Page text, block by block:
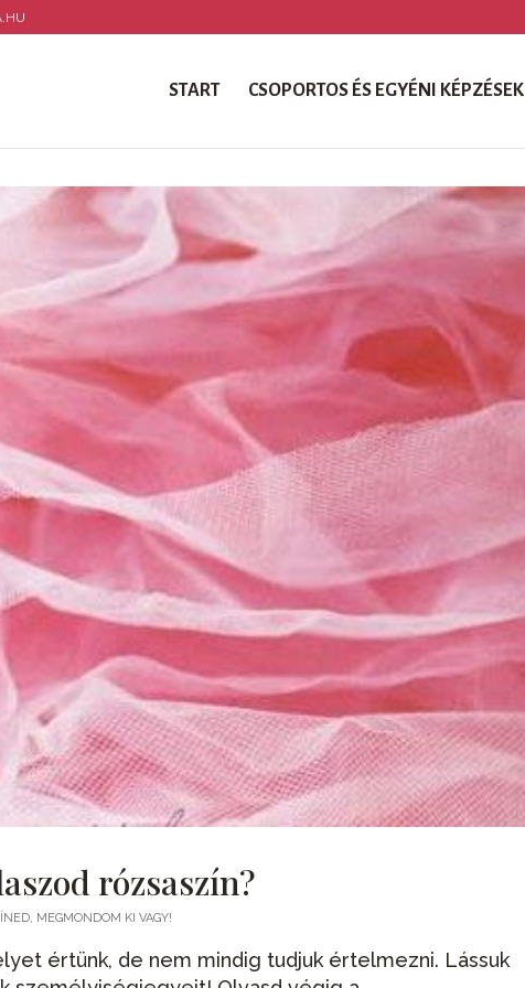
START CSOPORTOS ÉS EGYÉNI KÉPZÉSEK
rózsaszín?
MEGMONDOM KI VAGY!
értünk, de nem mindig tudjuk értelmezni. Lássuk